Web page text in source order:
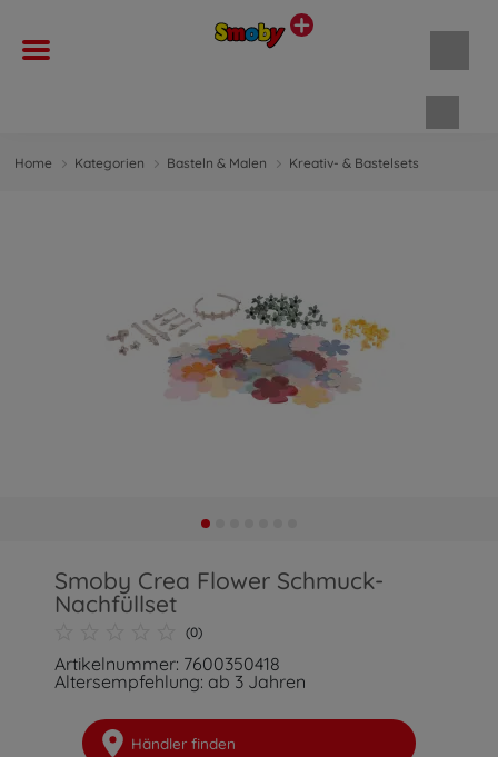
Home Kategorien Basteln & Malen Kreativ- & Bastelsets
Smoby Crea Flower Schmuck-
Nachfüllset
(0)
Artikelnummer: 7600350418
Altersempfehlung: ab 3 Jahren
Händler finden